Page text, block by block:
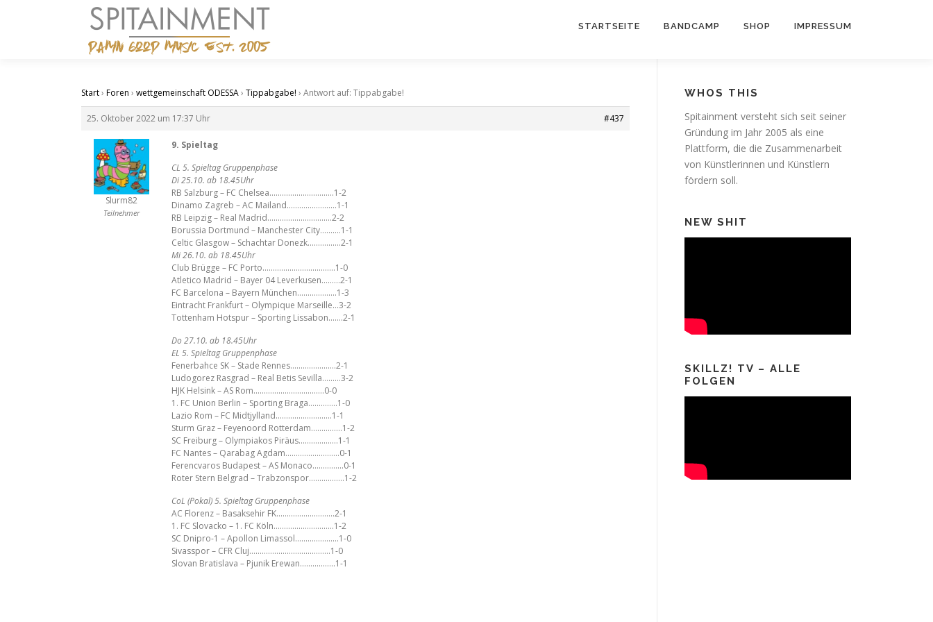
STARTSEITE BANDCAMP SHOP IMPRESSUM
Start› Foren › wettgemeinschaft ODESSA› Tippabgabe! › Antwort auf: Tippabgabe!
25. Oktober 2022 um 17:37 Uhr #437
Slurm82
Teilnehmer
9. Spieltag
CL 5. Spieltag Gruppenphase
Di 25.10. ab 18.45Uhr
RB Salzburg – FC Chelsea………………………….1-2
Dinamo Zagreb – AC Mailand……………………1-1
RB Leipzig – Real Madrid………………………….2-2
Borussia Dortmund – Manchester City……….1-1
Celtic Glasgow – Schachtar Donezk…………….2-1
Mi 26.10. ab 18.45Uhr
Club Brügge – FC Porto……………………………..1-0
Atletico Madrid – Bayer 04 Leverkusen………2-1
FC Barcelona – Bayern München……………….1-3
Eintracht Frankfurt – Olympique Marseille…3-2
Tottenham Hotspur – Sporting Lissabon…….2-1
Do 27.10. ab 18.45Uhr
EL 5. Spieltag Gruppenphase
Fenerbahce SK – Stade Rennes………………….2-1
Ludogorez Rasgrad – Real Betis Sevilla………3-2
HJK Helsink – AS Rom…………………………….0-0
1. FC Union Berlin – Sporting Braga…………..1-0
Lazio Rom – FC Midtjylland………………………1-1
Sturm Graz – Feyenoord Rotterdam……………1-2
SC Freiburg – Olympiakos Piräus……………….1-1
FC Nantes – Qarabag Agdam……………………..0-1
Ferencvaros Budapest – AS Monaco……………0-1
Roter Stern Belgrad – Trabzonspor……………..1-2
CoL (Pokal) 5. Spieltag Gruppenphase
AC Florenz – Basaksehir FK……………………….2-1
1. FC Slovacko – 1. FC Köln………………………..1-2
SC Dnipro-1 – Apollon Limassol…………………1-0
Sivasspor – CFR Cluj…………………………………1-0
Slovan Bratislava – Pjunik Erewan……………..1-1
WHOS THIS
Spitainment versteht sich seit seiner
Gründung im Jahr 2005 als eine
Plattform, die die Zusammenarbeit
von Künstlerinnen und Künstlern
fördern soll.
NEW SHIT
SKILLZ! TV – ALLE
FOLGEN